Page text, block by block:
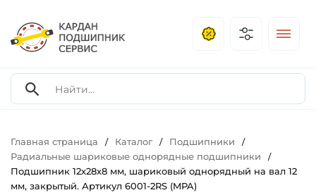
Главная страница / Каталог / Подшипники /
Радиальные шариковые однорядные подшипники /
Подшипник 12х28х8 мм, шариковый однорядный на вал 12
мм, закрытый. Артикул 6001-2RS (MPA)